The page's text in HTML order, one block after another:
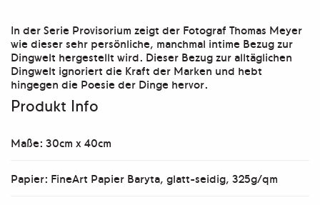
In der Serie Provisorium zeigt der Fotograf Thomas Meyer
wie dieser sehr persönliche, manchmal intime Bezug zur
Dingwelt hergestellt wird. Dieser Bezug zur alltäglichen
Dingwelt ignoriert die Kraft der Marken und hebt
hingegen die Poesie der Dinge hervor.
Produkt Info
Maße: 30cm x 40cm
Papier: FineArt Papier Baryta, glatt-seidig, 325g/qm